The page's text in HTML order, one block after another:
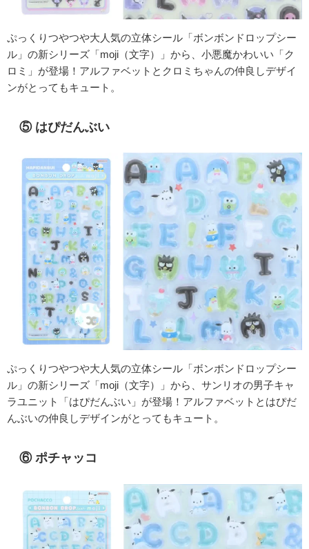
ぷっくりつやつや大人気の立体シール「ボンボンドロップシー
ル」の新シリーズ「moji（文字）」から、小悪魔かわいい「ク
ロミ」が登場！アルファベットとクロミちゃんの仲良しデザイ
ンがとってもキュート。
⑤ はぴだんぶい
ぷっくりつやつや大人気の立体シール「ボンボンドロップシー
ル」の新シリーズ「moji（文字）」から、サンリオの男子キャ
ラユニット「はぴだんぶい」が登場！アルファベットとはぴだ
んぶいの仲良しデザインがとってもキュート。
⑥ ポチャッコ